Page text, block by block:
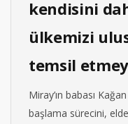
kendisini
ülkemizi
temsil
Miray’ın babası
başlama sürecini,